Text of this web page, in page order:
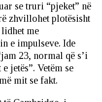
se truri “pjeket” në
zhvillohet plotësisht
me
e impulseve. Ide
23, normal që s’i
jetës”. Vetëm se
mit se fakt.